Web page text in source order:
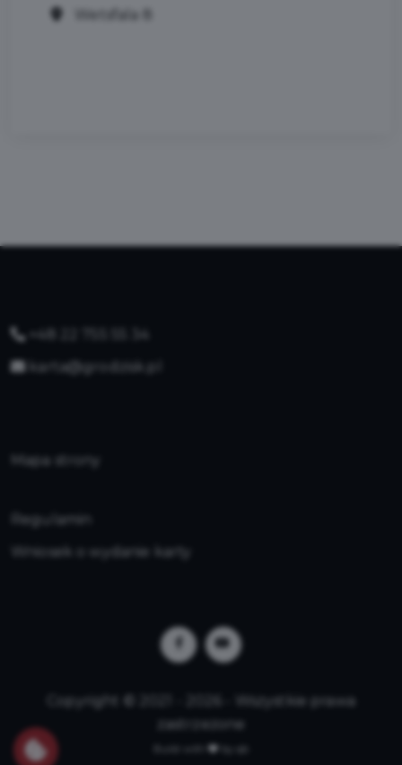
Wetsfala 8
+48 22 755 55 34
karta@grodzisk.pl
Mapa strony
Regulamin
Wniosek o wydanie karty
Copyright © 2021 - 2026 - Wszystkie prawa
zastrzeżone